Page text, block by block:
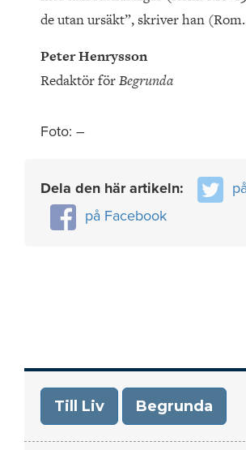
de utan ursäkt”, skriver han
Peter Henrysson
Redaktör förBegrunda
Foto: –
Dela den här artikeln:
på Facebook
Till Liv Begrunda